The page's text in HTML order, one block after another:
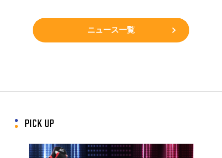
ニュース一覧
PICK UP